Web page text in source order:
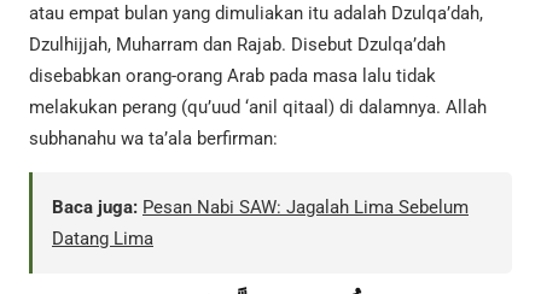
atau empat bulan yang dimuliakan itu adalah Dzulqa’dah,
Dzulhijjah, Muharram dan Rajab. Disebut Dzulqa’dah
disebabkan orang-orang Arab pada masa lalu tidak
melakukan perang (qu’uud ‘anil qitaal) di dalamnya. Allah
subhanahu wa ta’ala berfirman:
Baca juga: Pesan Nabi SAW: Jagalah Lima Sebelum
Datang Lima